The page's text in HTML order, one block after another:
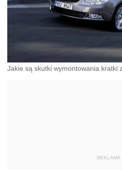
Jakie są skutki wymontowania kratki